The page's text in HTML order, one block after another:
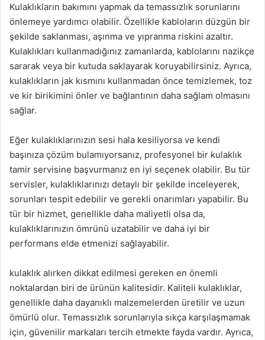
Kulaklıkların bakımını yapmak da temassızlık sorunlarını
önlemeye yardımcı olabilir. Özellikle kabloların düzgün bir
şekilde saklanması, aşınma ve yıpranma riskini azaltır.
Kulaklıkları kullanmadığınız zamanlarda, kablolarını nazikçe
sararak veya bir kutuda saklayarak koruyabilirsiniz. Ayrıca,
kulaklıkların jak kısmını kullanmadan önce temizlemek, toz
ve kir birikimini önler ve bağlantının daha sağlam olmasını
sağlar.
Eğer kulaklıklarınızın sesi hala kesiliyorsa ve kendi
başınıza çözüm bulamıyorsanız, profesyonel bir kulaklık
tamir servisine başvurmanız en iyi seçenek olabilir. Bu tür
servisler, kulaklıklarınızı detaylı bir şekilde inceleyerek,
sorunları tespit edebilir ve gerekli onarımları yapabilir. Bu
tür bir hizmet, genellikle daha maliyetli olsa da,
kulaklıklarınızın ömrünü uzatabilir ve daha iyi bir
performans elde etmenizi sağlayabilir.
kulaklık alırken dikkat edilmesi gereken en önemli
noktalardan biri de ürünün kalitesidir. Kaliteli kulaklıklar,
genellikle daha dayanıklı malzemelerden üretilir ve uzun
ömürlü olur. Temassızlık sorunlarıyla sıkça karşılaşmamak
için, güvenilir markaları tercih etmekte fayda vardır. Ayrıca,